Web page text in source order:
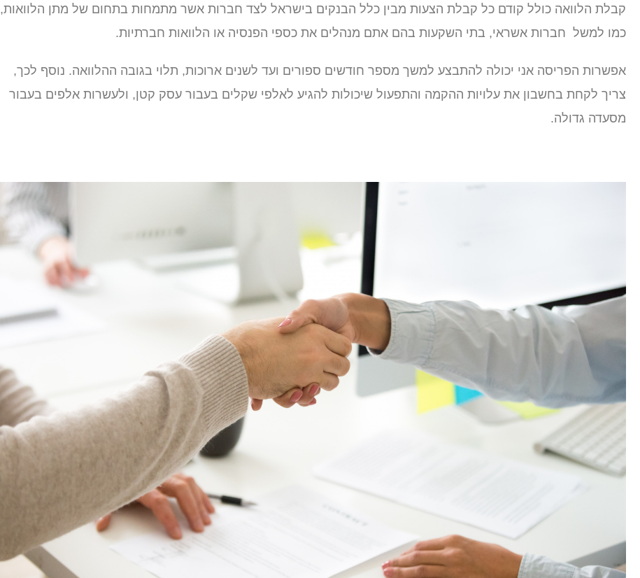
קבלת הלוואה כולל קודם כל קבלת הצעות מבין כלל הבנקים בישראל לצד חברות אשר מתמחות בתחום של מתן הלוואות,
כמו למשל חברות אשראי, בתי השקעות בהם אתם מנהלים את כספי הפנסיה או הלוואות חברתיות.
אפשרות הפריסה אני יכולה להתבצע למשך מספר חודשים ספורים ועד לשנים ארוכות, תלוי בגובה ההלוואה. נוסף לכך,
צריך לקחת בחשבון את עלויות ההקמה והתפעול שיכולות להגיע לאלפי שקלים בעבור עסק קטן, ולעשרות אלפים בעבור
מסעדה גדולה.